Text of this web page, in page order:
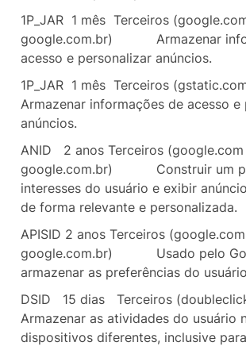
1P_JAR 1 mês Terceiros
google.com.br) Armazenar
acesso e personalizar anúncios.
1P_JAR 1 mês Terceiros
Armazenar informações de acesso e
anúncios.
ANID 2 anos Terceiros
google.com.br) Construir um
interesses do usuário e exibir
de forma relevante e personalizada.
APISID 2 anos Terceiros
google.com.br) Usado pelo
armazenar as preferências do
DSID 15 dias Terceiros
Armazenar as atividades do usuário
dispositivos diferentes, inclusive